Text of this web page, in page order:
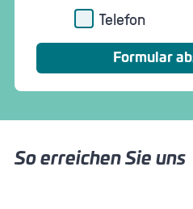
Telefon
So erreichen Sie uns